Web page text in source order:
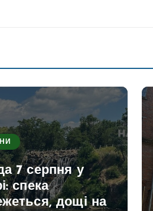
7 серпня у
спека
дощі на